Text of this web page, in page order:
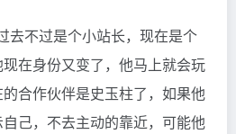
去不过是个小站长，现在是个
在身份又变了，他马上就会玩
合作伙伴是史玉柱了，如果他
己，不去主动的靠近，可能他